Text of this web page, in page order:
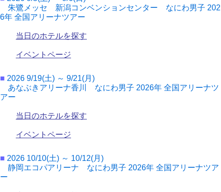
朱鷺メッセ 新潟コンベンションセンター なにわ男子 202
6年 全国アリーナツアー
当日のホテルを探す
イベントページ
■ 2026 9/19(土) ～ 9/21(月)
あなぶきアリーナ香川 なにわ男子 2026年 全国アリーナツ
アー
当日のホテルを探す
イベントページ
■ 2026 10/10(土) ～ 10/12(月)
静岡エコパアリーナ なにわ男子 2026年 全国アリーナツア
ー